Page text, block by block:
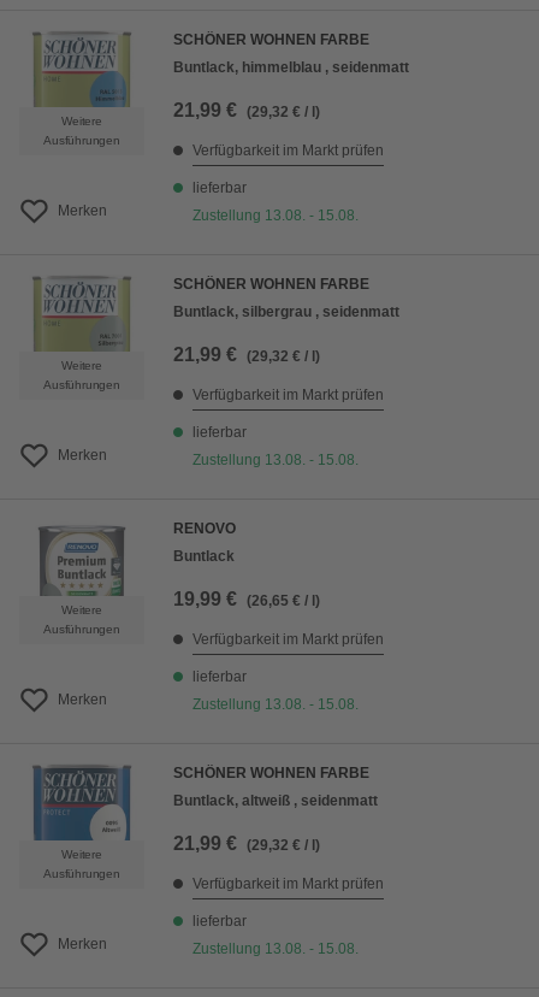
Weitere
Ausführungen
Merken
SCHÖNER WOHNEN FARBE
Buntlack, himmelblau , seidenmatt
21,99 € (29,32 € / l)
Verfügbarkeit im Markt prüfen
lieferbar
Zustellung 13.08. - 15.08.
Weitere
Ausführungen
Merken
SCHÖNER WOHNEN FARBE
Buntlack, silbergrau , seidenmatt
21,99 € (29,32 € / l)
Verfügbarkeit im Markt prüfen
lieferbar
Zustellung 13.08. - 15.08.
Weitere
Ausführungen
Merken
RENOVO
Buntlack
19,99 € (26,65 € / l)
Verfügbarkeit im Markt prüfen
lieferbar
Zustellung 13.08. - 15.08.
Weitere
Ausführungen
Merken
SCHÖNER WOHNEN FARBE
Buntlack, altweiß , seidenmatt
21,99 € (29,32 € / l)
Verfügbarkeit im Markt prüfen
lieferbar
Zustellung 13.08. - 15.08.